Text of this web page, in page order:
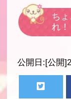
ち
れ！
公開日:[公開